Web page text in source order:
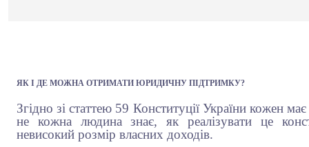
ЯК І ДЕ МОЖНА ОТРИМАТИ ЮРИДИЧНУ ПІДТРИМКУ?
Згідно зі статтею 59 Конституції України кожен
не кожна людина знає, як реалізувати це
невисокий розмір власних доходів.